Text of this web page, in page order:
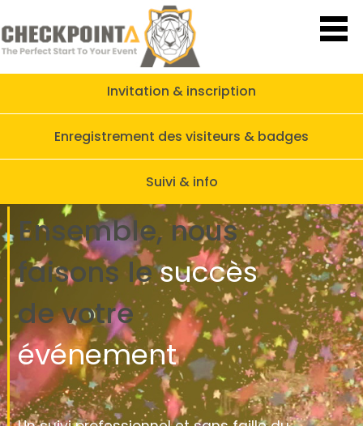
Invitation & inscription
Enregistrement des visiteurs & badges
Suivi & info
Ensemble, nous
faisonslesuccès
devotre
événement